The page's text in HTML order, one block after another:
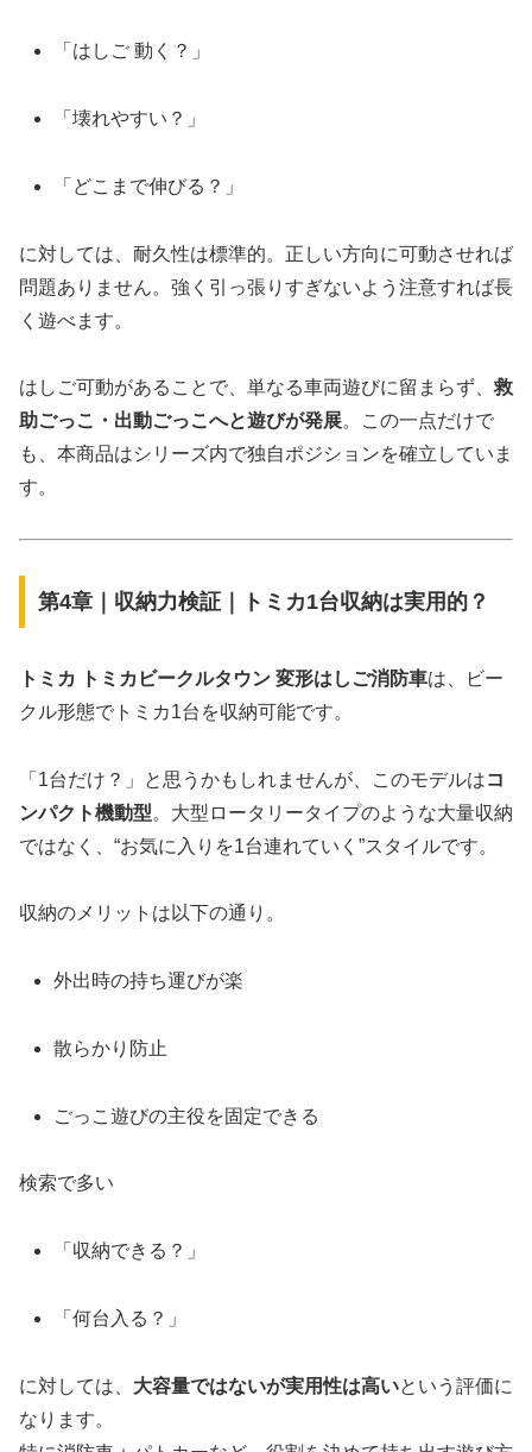
「はしご 動く？」
「壊れやすい？」
「どこまで伸びる？」
に対しては、耐久性は標準的。正しい方向に可動させれば
問題ありません。強く引っ張りすぎないよう注意すれば長
く遊べます。
はしご可動があることで、単なる車両遊びに留まらず、救
助ごっこ・出動ごっこへと遊びが発展。この一点だけで
も、本商品はシリーズ内で独自ポジションを確立していま
す。
第4章｜収納力検証｜トミカ1台収納は実用的？
トミカ トミカビークルタウン 変形はしご消防車は、ビー
クル形態でトミカ1台を収納可能です。
「1台だけ？」と思うかもしれませんが、このモデルはコ
ンパクト機動型。大型ロータリータイプのような大量収納
ではなく、“お気に入りを1台連れていく”スタイルです。
収納のメリットは以下の通り。
外出時の持ち運びが楽
散らかり防止
ごっこ遊びの主役を固定できる
検索で多い
「収納できる？」
「何台入る？」
に対しては、 大容量ではないが実用性は高いという評価に
なります。